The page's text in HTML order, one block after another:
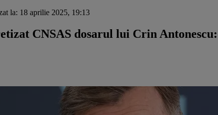
la: 18 aprilie 2025, 19:13
CNSAS dosarul lui Crin